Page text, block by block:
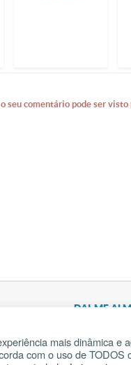
comentário pode ser visto
DAI-ME
mais dinâmica e
com o uso de